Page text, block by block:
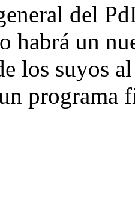
del
habrá un
los suyos
programa